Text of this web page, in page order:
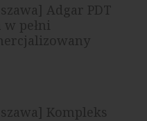
Adgar PDT
w pełni
Kompleks